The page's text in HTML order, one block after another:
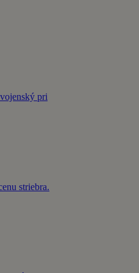
pri
striebra.